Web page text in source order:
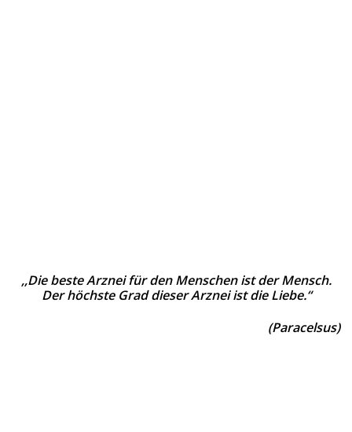
,,Die beste Arznei für den Menschen ist der Mensch.
Der höchste Grad dieser Arznei ist die Liebe.“
(Paracelsus)